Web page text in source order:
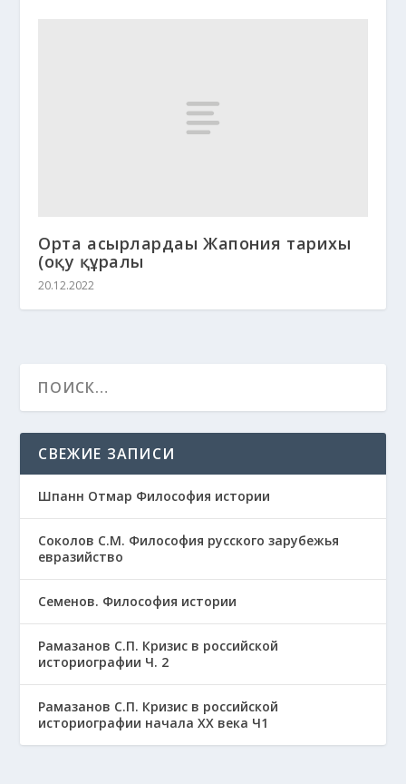
Орта ғасырлардағы Жапония тарихы
(оқу құралы
20.12.2022
СВЕЖИЕ ЗАПИСИ
Шпанн Отмар Философия истории
Соколов С.М. Философия русского зарубежья
евразийство
Семенов. Философия истории
Рамазанов С.П. Кризис в российской
историографии Ч. 2
Рамазанов С.П. Кризис в российской
историографии начала ХХ века Ч1